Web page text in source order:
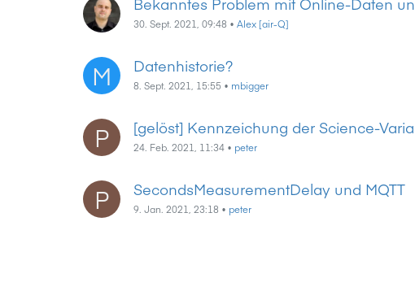
30. Sept. 2021, 09:48 • Alex [air-Q]
M Datenhistorie?
8. Sept. 2021, 15:55 • mbigger
P [gelöst] Kennzeichung der Science-
24. Feb. 2021, 11:34 • peter
P SecondsMeasurementDelay und MQTT
9. Jan. 2021, 23:18 • peter